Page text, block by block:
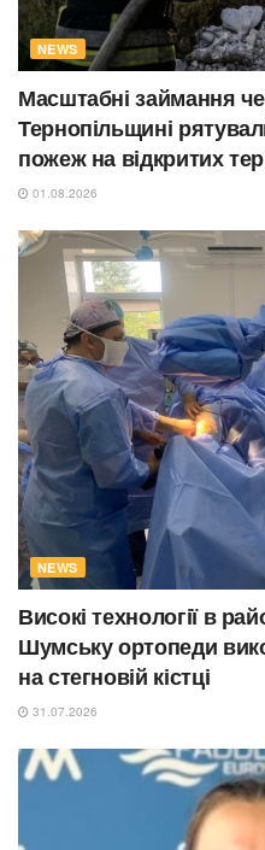
NEWS
Масштабні займання
Тернопільщині
пожеж на відкритих
01.08.2026
NEWS
Високі технології в
Шумську ортопеди
на стегновій кістці
31.07.2026